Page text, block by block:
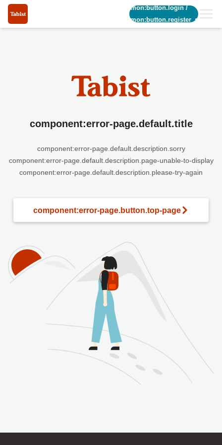
common:button.login/
common:button.register_short
component:error-page.default.title
component:error-page.default.description.sorry
component:error-page.default.description.page-unable-to-display
component:error-page.default.description.please-try-again
component:error-page.button.top-page